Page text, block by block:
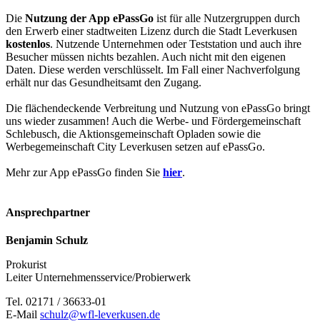
Die Nutzung der App ePassGo ist für alle Nutzergruppen durch
den Erwerb einer stadtweiten Lizenz durch die Stadt Leverkusen
kostenlos. Nutzende Unternehmen oder Teststation und auch ihre
Besucher müssen nichts bezahlen. Auch nicht mit den eigenen
Daten. Diese werden verschlüsselt. Im Fall einer Nachverfolgung
erhält nur das Gesundheitsamt den Zugang.
Die flächendeckende Verbreitung und Nutzung von ePassGo bringt
uns wieder zusammen! Auch die Werbe- und Fördergemeinschaft
Schlebusch, die Aktionsgemeinschaft Opladen sowie die
Werbegemeinschaft City Leverkusen setzen auf ePassGo.
Mehr zur App ePassGo finden Sie hier.
Ansprechpartner
Benjamin Schulz
Prokurist
Leiter Unternehmensservice/Probierwerk
Tel. 02171 / 36633-01
E-Mail schulz@wfl-leverkusen.de